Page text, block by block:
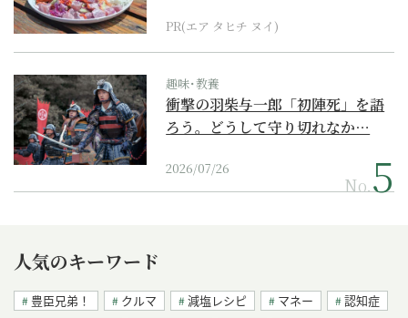
PR(エア タヒチ ヌイ)
趣味･教養
衝撃の羽柴与一郎「初陣死」を語
ろう。どうして守り切れなか…
2026/07/26
No.
人気のキーワード
豊臣兄弟！ クルマ 減塩レシピ マネー
認知症